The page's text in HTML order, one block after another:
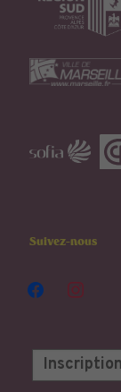
Suivez-nous
facebookinstagram